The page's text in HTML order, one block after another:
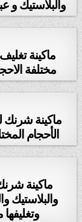
والبلاستيك و عبوات موديل
ماكينة
مختلفة الاحجام موديل
ماكينة شرنك
الأحجام المختلفة موديل
ماكينة
والبلاستيك
وتغليفها موديل 101